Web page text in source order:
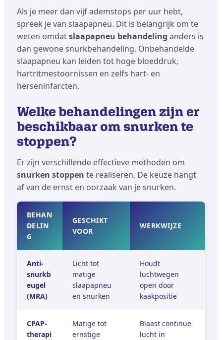
Als je meer dan vijf ademstops per uur hebt,
spreek je van slaapapneu. Dit is belangrijk om te
weten omdatslaapapneu behandeling anders is
dan gewone snurkbehandeling. Onbehandelde
slaapapneu kan leiden tot hoge bloeddruk,
hartritmestoornissen en zelfs hart- en
herseninfarcten.
Welke behandelingen zijn er
beschikbaar om snurken te
stoppen?
Er zijn verschillende effectieve methoden om
snurken stoppen te realiseren. De keuze hangt
af van de ernst en oorzaak van je snurken.
BEHAN
DELIN
G
GESCHIKT
VOOR
WERKWIJZE
Anti-
snurkb
eugel
(MRA)
Licht tot
matige
slaapapneu
en snurken
Houdt
luchtwegen
open door
kaakpositie
CPAP-
therapi
Matige tot
ernstige
Blaast continue
lucht in